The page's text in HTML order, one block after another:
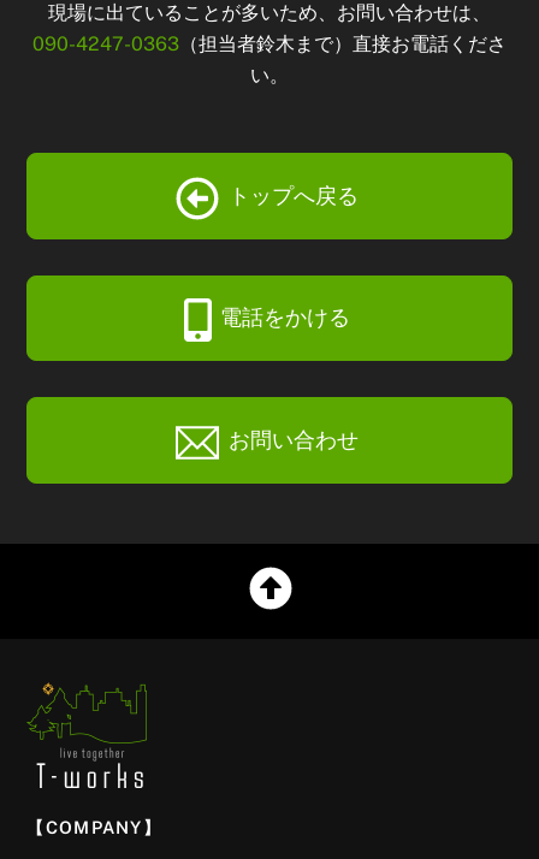
現場に出ていることが多いため、お問い合わせは、
090-4247-0363 （担当者鈴木まで）直接お電話くださ
い。
トップへ戻る
電話をかける
お問い合わせ
【COMPANY】